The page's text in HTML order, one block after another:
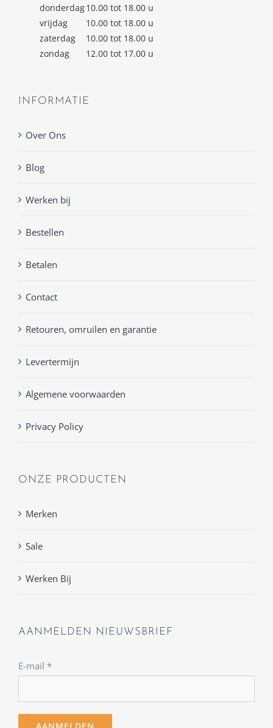
donderdag10.00 tot 18.00 u
vrijdag
10.00 tot 18.00 u
zaterdag
10.00 tot 18.00 u
zondag
12.00 tot 17.00 u
INFORMATIE
Over Ons
Blog
Werken bij
Bestellen
Betalen
Contact
Retouren, omruilen en garantie
Levertermijn
Algemene voorwaarden
Privacy Policy
ONZE PRODUCTEN
Merken
Sale
Werken Bij
AANMELDEN NIEUWSBRIEF
E-mail *